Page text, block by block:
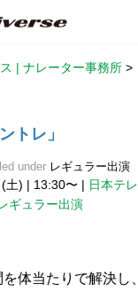
| ナレーター事務所 >
トレ」
under レギュラー出演
土) | 13:30〜 | 日本テ
ギュラー出演
体当たりで解決し